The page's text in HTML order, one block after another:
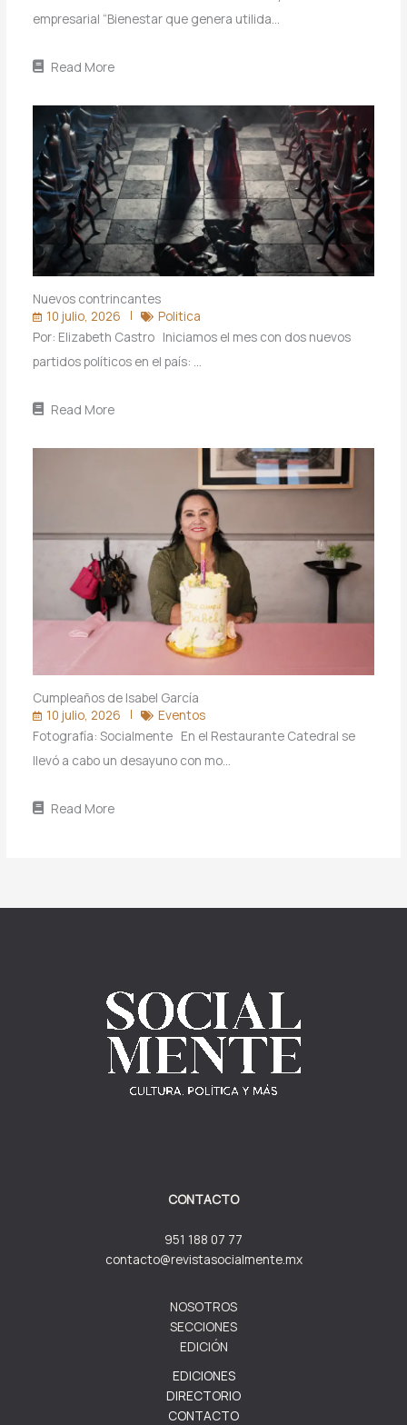
empresarial “Bienestar que genera utilida…
Read More
Nuevos contrincantes
10 julio, 2026
Politica
Por: Elizabeth Castro Iniciamos el mes con dos nuevos
partidos políticos en el país: …
Read More
Cumpleaños de Isabel García
10 julio, 2026
Eventos
Fotografía: Socialmente En el Restaurante Catedral se
llevó a cabo un desayuno con mo…
Read More
CONTACTO
951 188 07 77
contacto@revistasocialmente.mx
NOSOTROS
SECCIONES
EDICIÓN
EDICIONES
DIRECTORIO
CONTACTO